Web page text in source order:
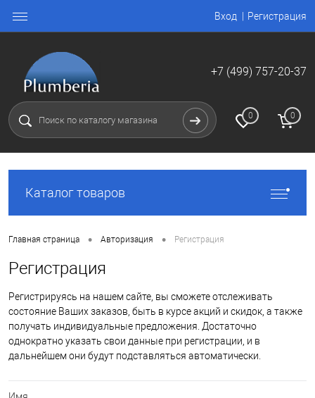
Вход Регистрация
+7 (499) 757-20-37
0 0
Каталог товаров
Главная страница • Авторизация • Регистрация
Регистрация
Регистрируясь на нашем сайте, вы сможете отслеживать
состояние Ваших заказов, быть в курсе акций и скидок, а также
получать индивидуальные предложения. Достаточно
однократно указать свои данные при регистрации, и в
дальнейшем они будут подставляться автоматически.